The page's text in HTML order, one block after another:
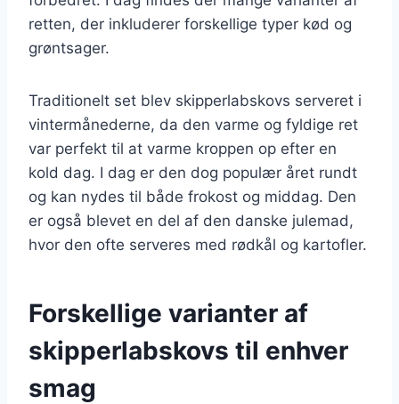
retten, der inkluderer forskellige typer kød og
grøntsager.
Traditionelt set blev skipperlabskovs serveret i
vintermånederne, da den varme og fyldige ret
var perfekt til at varme kroppen op efter en
kold dag. I dag er den dog populær året rundt
og kan nydes til både frokost og middag. Den
er også blevet en del af den danske julemad,
hvor den ofte serveres med rødkål og kartofler.
Forskellige varianter af
skipperlabskovs til enhver
smag